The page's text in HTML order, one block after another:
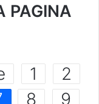
PAGINA
1
2
8
9